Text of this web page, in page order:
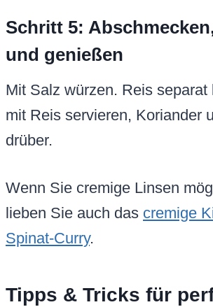
Schritt 5:
und genießen
Mit Salz würzen. Reis separat
mit Reis servieren, Koriander
drüber.
Wenn Sie cremige Linsen
lieben Sie auch das cremige
Spinat-Curry.
Tipps & Tricks für